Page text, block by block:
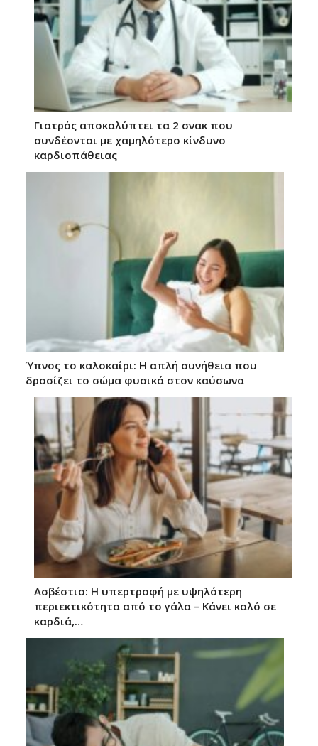
Γιατρός αποκαλύπτει τα 2 σνακ που
συνδέονται με χαμηλότερο κίνδυνο
καρδιοπάθειας
Ύπνος το καλοκαίρι: Η απλή συνήθεια που
δροσίζει το σώμα φυσικά στον καύσωνα
Ασβέστιο: Η υπερτροφή με υψηλότερη
περιεκτικότητα από το γάλα – Κάνει καλό σε
καρδιά,…